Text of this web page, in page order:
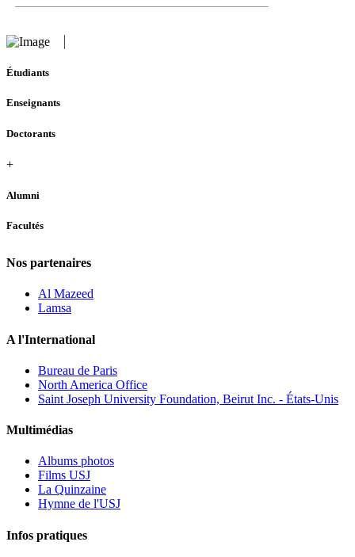
Étudiants
Enseignants
Doctorants
+
Alumni
Facultés
Nos partenaires
Al Mazeed
Lamsa
A l'International
Bureau de Paris
North America Office
Saint Joseph University Foundation, Beirut Inc. - États-Unis
Multimédias
Albums photos
Films USJ
La Quinzaine
Hymne de l'USJ
Infos pratiques